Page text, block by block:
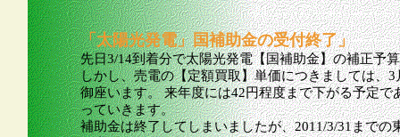
「太陽光発電」国補助金の受付終了」
先日3/14到着分で太陽光発電【国補助金】の補正予
しかし、売電の【定額買取】単価につきましては、
御座います。 来年度には42円程度まで下がる予定
っていきます。
補助金は終了してしまいましたが、2011/3/31まで